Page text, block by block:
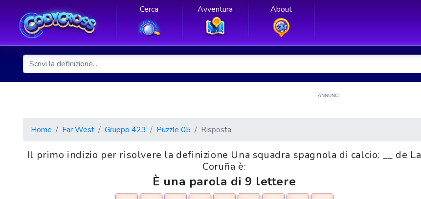
Cerca Avventura About
ANNUNCI
Home Far West Gruppo 423 Puzzle 05 Risposta
Il primo indizio per risolvere la definizione Una squadra spagnola di calcio: __ de La
Coruña è:
È una parola di 9 lettere